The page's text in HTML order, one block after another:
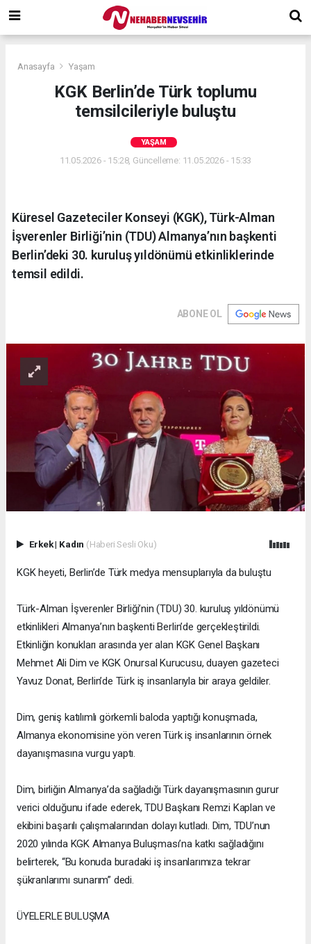
Anasayfa Yaşam
KGK Berlin’de Türk toplumu
temsilcileriyle buluştu
YAŞAM
11.05.2026 - 15:28, Güncelleme: 11.05.2026 - 15:33
Küresel Gazeteciler Konseyi (KGK), Türk-Alman
İşverenler Birliği’nin (TDU) Almanya’nın başkenti
Berlin’deki 30. kuruluş yıldönümü etkinliklerinde
temsil edildi.
ABONE OL
Erkek| Kadın (Haberi Sesli Oku)
KGK heyeti, Berlin’de Türk medya mensuplarıyla da buluştu
Türk-Alman İşverenler Birliği’nin (TDU) 30. kuruluş yıldönümü
etkinlikleri Almanya’nın başkenti Berlin’de gerçekleştirildi.
Etkinliğin konukları arasında yer alan KGK Genel Başkanı
Mehmet Ali Dim ve KGK Onursal Kurucusu, duayen gazeteci
Yavuz Donat, Berlin’de Türk iş insanlarıyla bir araya geldiler.
Dim, geniş katılımlı görkemli baloda yaptığı konuşmada,
Almanya ekonomisine yön veren Türk iş insanlarının örnek
dayanışmasına vurgu yaptı.
Dim, birliğin Almanya’da sağladığı Türk dayanışmasının gurur
verici olduğunu ifade ederek, TDU Başkanı Remzi Kaplan ve
ekibini başarılı çalışmalarından dolayı kutladı. Dim, TDU’nun
2020 yılında KGK Almanya Buluşması’na katkı sağladığını
belirterek, “Bu konuda buradaki iş insanlarımıza tekrar
şükranlarımı sunarım” dedi.
ÜYELERLE BULUŞMA